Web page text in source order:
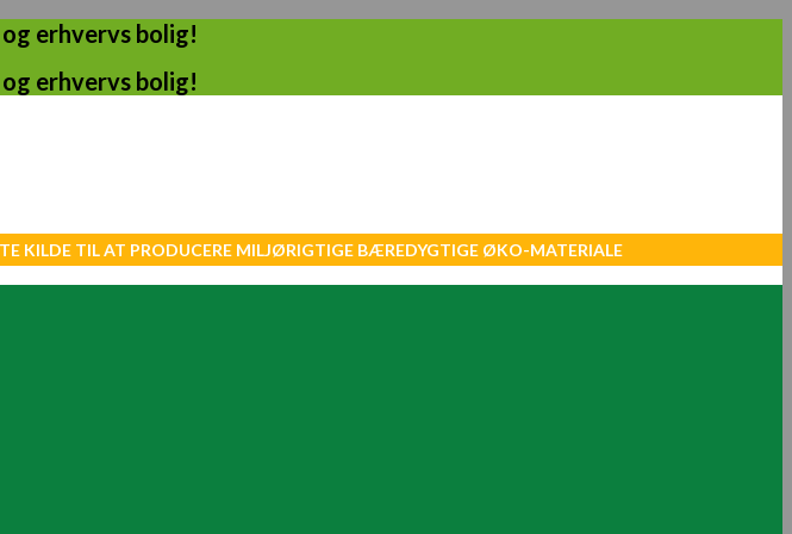
erhvervs bolig!
erhvervs bolig!
KILDE TIL AT PRODUCERE MILJØRIGTIGE BÆREDYGTIGE ØKO-MATERIALE